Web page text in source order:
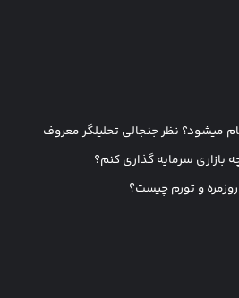
میشود؟ نظر جنجالی تحلیلگر معروف
بازاری سرمایه گذاری کنم؟
روزمره و تورم چیست؟